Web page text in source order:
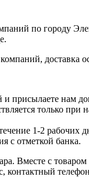
по
доставка
присылаете нам
только при
1-2
с отметкой банка.
Вместе с
контактный